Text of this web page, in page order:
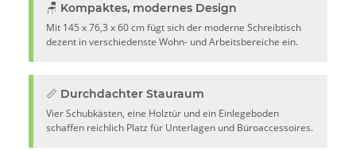
🪑 Kompaktes, modernes Design
Mit 145 x 76,3 x 60 cm fügt sich der moderne Schreibtisch
dezent in verschiedenste Wohn- und Arbeitsbereiche ein.
📏 Durchdachter Stauraum
Vier Schubkästen, eine Holztür und ein Einlegeboden
schaffen reichlich Platz für Unterlagen und Büroaccessoires.